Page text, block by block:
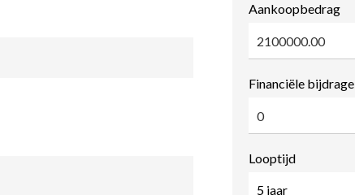
Aankoopbedrag
Financiële bijdrage
Looptijd